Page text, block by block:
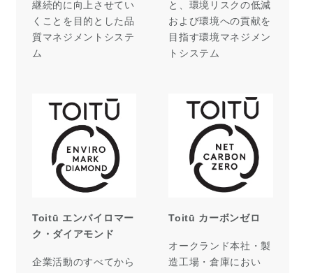
継続的に向上させてい
くことを目的とした品
質マネジメントシステ
ム
と、環境リスクの低減
および環境への貢献を
目指す環境マネジメン
トシステム
Toitū エンバイロマー
ク・ダイアモンド
企業活動のすべてから
Toitū カーボンゼロ
オークランド本社・製
造工場・倉庫におい